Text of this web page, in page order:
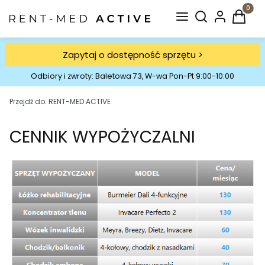
Otwórz
Zapytaj o dostępność sprzętu >
Odbiory i zwroty: Baletowa 73, W-wa Pon-Pt 9:00-10:00
Przejdź do: RENT-MED ACTIVE
CENNIK WYPOŻYCZALNI